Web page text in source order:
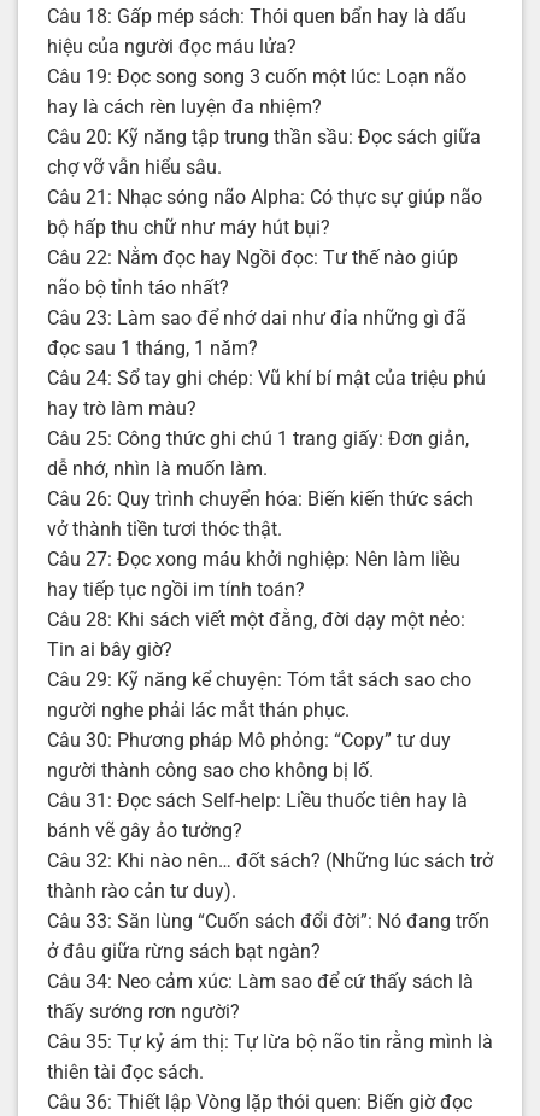
Câu 18: Gấp mép sách: Thói quen bẩn hay là dấu
hiệu của người đọc máu lửa?
Câu 19: Đọc song song 3 cuốn một lúc: Loạn não
hay là cách rèn luyện đa nhiệm?
Câu 20: Kỹ năng tập trung thần sầu: Đọc sách giữa
chợ vỡ vẫn hiểu sâu.
Câu 21: Nhạc sóng não Alpha: Có thực sự giúp não
bộ hấp thu chữ như máy hút bụi?
Câu 22: Nằm đọc hay Ngồi đọc: Tư thế nào giúp
não bộ tỉnh táo nhất?
Câu 23: Làm sao để nhớ dai như đỉa những gì đã
đọc sau 1 tháng, 1 năm?
Câu 24: Sổ tay ghi chép: Vũ khí bí mật của triệu phú
hay trò làm màu?
Câu 25: Công thức ghi chú 1 trang giấy: Đơn giản,
dễ nhớ, nhìn là muốn làm.
Câu 26: Quy trình chuyển hóa: Biến kiến thức sách
vở thành tiền tươi thóc thật.
Câu 27: Đọc xong máu khởi nghiệp: Nên làm liều
hay tiếp tục ngồi im tính toán?
Câu 28: Khi sách viết một đằng, đời dạy một nẻo:
Tin ai bây giờ?
Câu 29: Kỹ năng kể chuyện: Tóm tắt sách sao cho
người nghe phải lác mắt thán phục.
Câu 30: Phương pháp Mô phỏng: “Copy” tư duy
người thành công sao cho không bị lố.
Câu 31: Đọc sách Self-help: Liều thuốc tiên hay là
bánh vẽ gây ảo tưởng?
Câu 32: Khi nào nên… đốt sách? (Những lúc sách trở
thành rào cản tư duy).
Câu 33: Săn lùng “Cuốn sách đổi đời”: Nó đang trốn
ở đâu giữa rừng sách bạt ngàn?
Câu 34: Neo cảm xúc: Làm sao để cứ thấy sách là
thấy sướng rơn người?
Câu 35: Tự kỷ ám thị: Tự lừa bộ não tin rằng mình là
thiên tài đọc sách.
Câu 36: Thiết lập Vòng lặp thói quen: Biến giờ đọc